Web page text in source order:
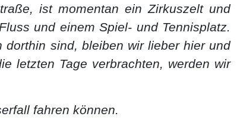
ist momentan ein Zirkuszelt und
und einem Spiel- und Tennisplatz.
sind, bleiben wir lieber hier und
letzten Tage verbrachten, werden wir
fahren können.